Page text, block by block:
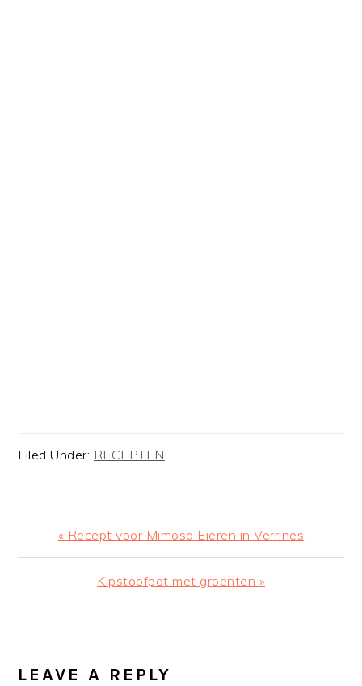
Filed Under: RECEPTEN
Previous
Post:
« Recept voor Mimosa Eieren in Verrines
Next
Kipstoofpot met groenten »
INTERACTIONS
LEAVE A REPLY